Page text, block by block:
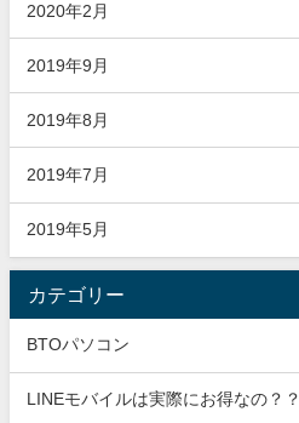
2020年2月
2019年9月
2019年8月
2019年7月
2019年5月
カテゴリー
BTOパソコン
LINEモバイルは実際にお得なの？？